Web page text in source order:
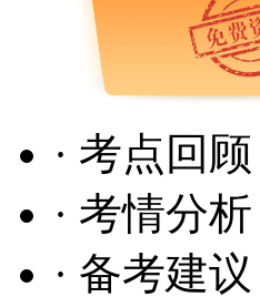
· 考点回顾
· 考情分析
· 备考建议